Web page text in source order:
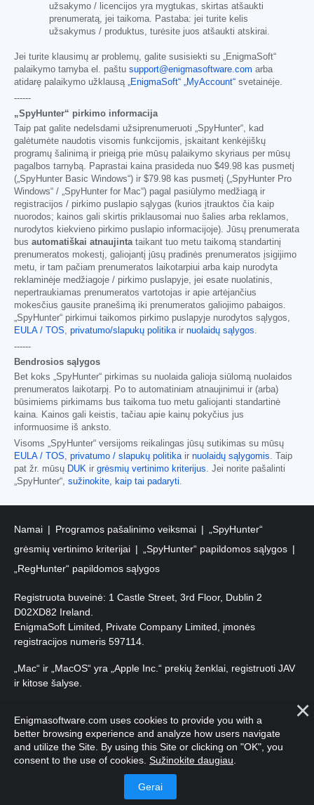
užsakymo / licencijos yra mygtukas, skirtas atšaukti
prenumeratą, jei taikoma. Pastaba: jei turite kelis
užsakymus / produktus, turėsite juos atšaukti atskirai.
Jei turite klausimų ar problemų, galite susisiekti su „EnigmaSoft“
palaikymo tarnyba el. paštu support@enigmasoftware.com arba
atidarę palaikymo užklausą „EnigmaSoft“ „MyAccount“ svetainėje.
------
„SpyHunter“ pirkimo informacija
Taip pat galite nedelsdami užsiprenumeruoti „SpyHunter“, kad
galėtumėte naudotis visomis funkcijomis, įskaitant kenkėjiškų
programų šalinimą ir prieigą prie mūsų palaikymo skyriaus per mūsų
pagalbos tarnybą. Paprastai kaina prasideda nuo $49.98 kas pusmetį
(„SpyHunter Basic Windows“) ir $79.98 kas pusmetį („SpyHunter Pro
Windows“ / „SpyHunter for Mac“) pagal pasiūlymo medžiagą ir
registracijos / pirkimo puslapio sąlygas (kurios įtrauktos čia kaip
nuorodos; kainos gali skirtis priklausomai nuo šalies arba reklamos,
nurodytos kiekvieno pirkimo puslapio informacijoje). Jūsų prenumerata
bus automatiškai atnaujintataikant tuo metu taikomą standartinį
prenumeratos mokestį, galiojantį jūsų pradinės prenumeratos įsigijimo
metu, ir tam pačiam prenumeratos laikotarpiui arba kaip nurodyta
reklaminėje medžiagoje / pirkimo puslapyje, jei esate nuolatinis,
nepertraukiamas prenumeratos vartotojas ir apie artėjančius
mokesčius gausite pranešimą iki prenumeratos galiojimo pabaigos.
„SpyHunter“ pirkimui taikomos pirkimo puslapyje nurodytos sąlygos,
EULA / TOS, privatumo/slapukų politikair nuolaidų sąlygos.
------
Bendrosios sąlygos
Bet koks „SpyHunter“ pirkimas su nuolaida galioja siūlomą nuolaidos
prenumeratos laikotarpį. Po to automatiniam atnaujinimui ir (arba)
būsimiems pirkimams bus taikoma tuo metu galiojanti standartinė
kaina. Kainos gali keistis, tačiau apie kainų pokyčius jus
informuosime iš anksto.
Visoms „SpyHunter“ versijoms reikalingas jūsų sutikimas su mūsų
EULA / TOS, privatumo / slapukų politikair nuolaidų sąlygomis. Taip
pat žr. mūsų DUK ir grėsmių vertinimo kriterijus. Jei norite pašalinti
„SpyHunter“, sužinokite, kaip tai padaryti.
Namai Programos pašalinimo veiksmai
„SpyHunter“
grėsmių vertinimo kriterijai
„SpyHunter“ papildomos sąlygos
„RegHunter“ papildomos sąlygos
Registruota buveinė: 1 Castle Street, 3rd Floor, Dublin 2
D02XD82 Ireland.
EnigmaSoft Limited, Private Company Limited, įmonės
registracijos numeris 597114.
„Mac“ ir „MacOS“ yra „Apple Inc.“ prekių ženklai, registruoti JAV
ir kitose šalyse.
saugomos.
Enigmasoftware.com uses cookies to provide you with a
better browsing experience and analyze how users navigate
and utilize the Site. By using this Site or clicking on "OK", you
consent to the use of cookies. Sužinokite daugiau